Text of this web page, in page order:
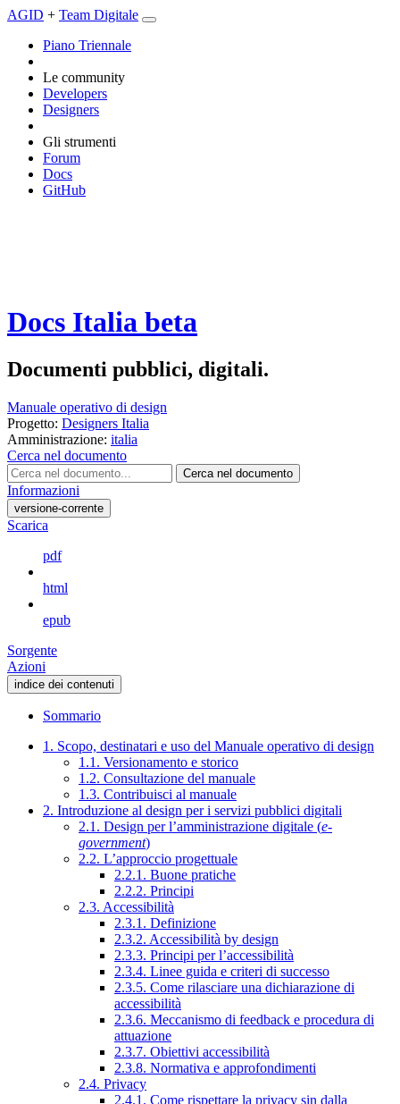
AGID + Team Digitale
Piano Triennale
Le community
Developers
Designers
Gli strumenti
Forum
Docs
GitHub
Docs Italia beta
Documenti pubblici, digitali.
Manuale operativo di design
Progetto: Designers Italia
Amministrazione: italia
Cerca nel documento
Cerca nel documento
Informazioni
versione-corrente
Scarica
pdf
html
epub
Sorgente
Azioni
indice dei contenuti
Sommario
1. Scopo, destinatari e uso del Manuale operativo di design
1.1. Versionamento e storico
1.2. Consultazione del manuale
1.3. Contribuisci al manuale
2. Introduzione al design per i servizi pubblici digitali
2.1. Design per l’amministrazione digitale (e-
government)
2.2. L’approccio progettuale
2.2.1. Buone pratiche
2.2.2. Principi
2.3. Accessibilità
2.3.1. Definizione
2.3.2. Accessibilità by design
2.3.3. Principi per l’accessibilità
2.3.4. Linee guida e criteri di successo
2.3.5. Come rilasciare una dichiarazione di
accessibilità
2.3.6. Meccanismo di feedback e procedura di
attuazione
2.3.7. Obiettivi accessibilità
2.3.8. Normativa e approfondimenti
2.4. Privacy
2.4.1. Come rispettare la privacy sin dalla